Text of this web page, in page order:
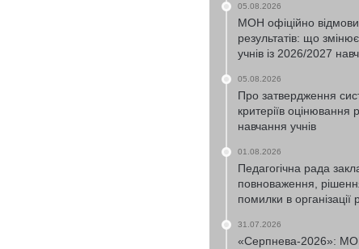
05.08.2026
МОН офіційно
результатів: що
учнів із 2026/2027
05.08.2026
Про затвердження
критеріїв оцінювання
навчання учнів
01.08.2026
Педагогічна рада
повноваження,
помилки в організації
31.07.2026
«Серпнева-2026»: